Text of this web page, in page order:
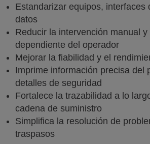
Estandarizar equipos, interfaces
datos
Reducir la intervención manual y
dependiente del operador
Mejorar la fiabilidad y el
Imprime información precisa del
detalles de seguridad
Fortalece la trazabilidad a lo
cadena de suministro
Simplifica la resolución de
traspasos